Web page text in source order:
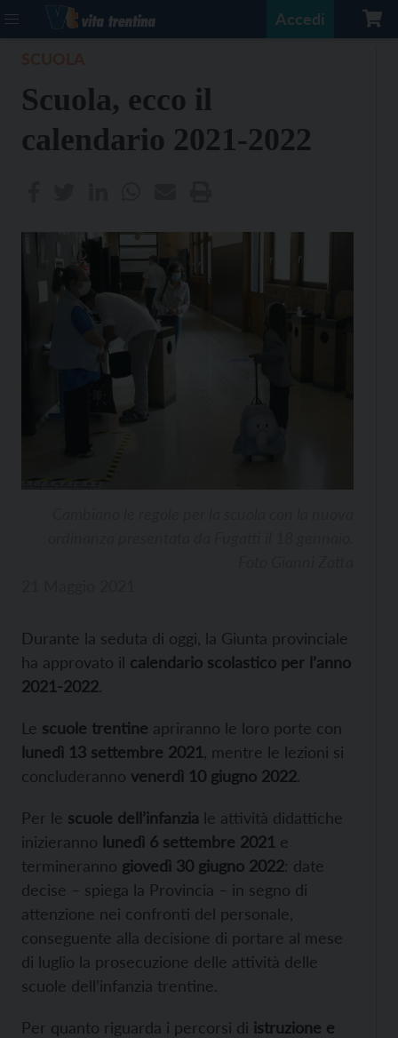
Accedi
Scuola, ecco il
calendario 2021-2022
Durante la seduta di oggi, la Giunta provinciale
ha approvato il calendario scolastico per l’anno
2021-2022.
Le scuole trentine apriranno le loro porte con
lunedì 13 settembre 2021 , mentre le lezioni si
concluderanno venerdì 10 giugno 2022.
Per le scuole dell’infanzia le attività didattiche
inizieranno lunedì 6 settembre 2021 e
termineranno giovedì 30 giugno 2022: date
decise – spiega la Provincia – in segno di
attenzione nei confronti del personale,
conseguente alla decisione di portare al mese
di luglio la prosecuzione delle attività delle
scuole dell’infanzia trentine.
Per quanto riguarda i percorsi di istruzione e